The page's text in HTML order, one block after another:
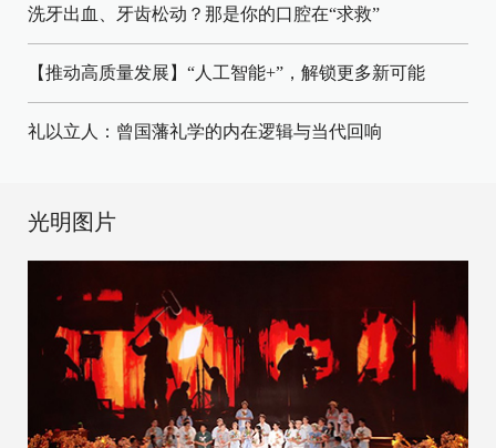
洗牙出血、牙齿松动？那是你的口腔在“求救”
【推动高质量发展】“人工智能+”，解锁更多新可能
礼以立人：曾国藩礼学的内在逻辑与当代回响
光明图片